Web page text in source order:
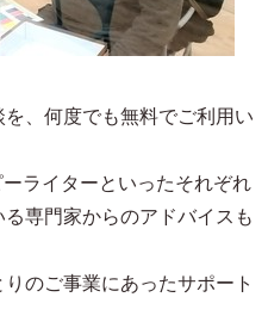
、何度でも無料でご利用い
ライターといったそれぞれ
専門家からのアドバイスも
のご事業にあったサポート